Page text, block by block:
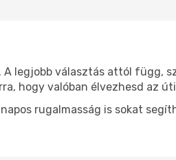
legjobb választás attól függ,
hogy valóban élvezhesd az
rugalmasság is sokat